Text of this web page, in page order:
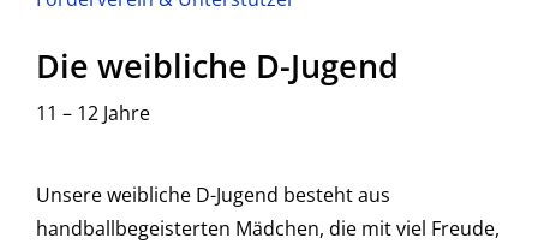
Die weibliche D-Jugend
11 – 12 Jahre
Unsere weibliche D-Jugend besteht aus
handballbegeisterten Mädchen, die mit viel Freude,